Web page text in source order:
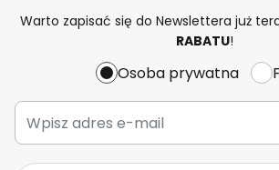
Warto zapisać się do Newslettera już
RABATU!
Osoba prywatna